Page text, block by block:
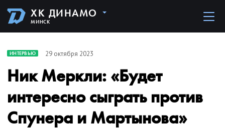
ХК ДИНАМО
МИНСК
ИНТЕРВЬЮ 29 октября 2023
Ник Меркли: «Будет
интересно сыграть против
Спунера и Мартынова»